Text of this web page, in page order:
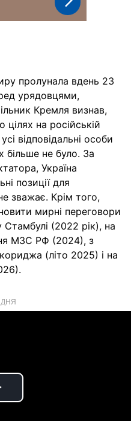
пролунала вдень 23
урядовцями,
Кремля визнав,
на російській
відповідальні особи
більше не було. За
Україна
позиції для
зважає. Крім того,
мирні переговори
(2022 рік), на
МЗС РФ (2024), з
(літо 2025) і на
ДНЯ